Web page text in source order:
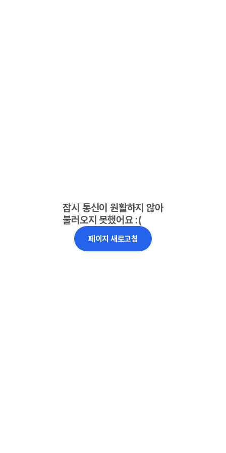
잠시 통신이 원활하지 않아
불러오지 못했어요 :(
페이지 새로고침